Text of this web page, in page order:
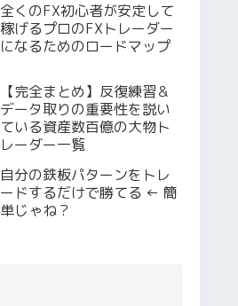
全くのFX初心者が安定して
稼げるプロのFXトレーダー
になるためのロードマップ
【完全まとめ】反復練習＆
データ取りの重要性を説い
ている資産数百億の大物ト
レーダー一覧
自分の鉄板パターンをトレ
ードするだけで勝てる ← 簡
単じゃね？